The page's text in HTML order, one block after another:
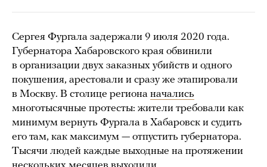
Сергея Фургала задержали 9 июля 2020 года.
Губернатора Хабаровского края обвинили
в организации двух заказных убийств и одного
покушения, арестовали и сразу же этапировали
в Москву. В столице региона начались
многотысячные протесты: жители требовали как
минимум вернуть Фургала в Хабаровск и судить
его там, как максимум — отпустить губернатора.
Тысячи людей каждые выходные на протяжении